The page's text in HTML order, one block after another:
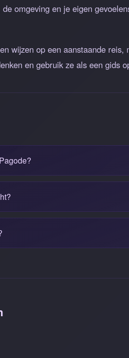
omgeving en je eigen
wijzen op een aanstaande
en gebruik ze als een gids